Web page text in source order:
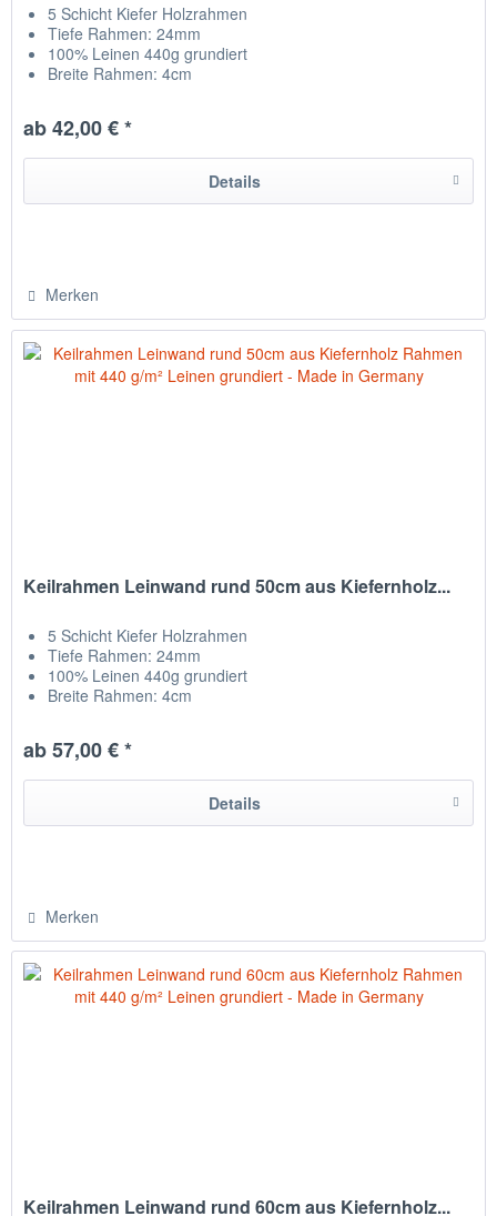
5 Schicht Kiefer Holzrahmen
Tiefe Rahmen: 24mm
100% Leinen 440g grundiert
Breite Rahmen: 4cm
ab 42,00 € *
Details
Merken
Keilrahmen Leinwand rund 50cm aus Kiefernholz...
5 Schicht Kiefer Holzrahmen
Tiefe Rahmen: 24mm
100% Leinen 440g grundiert
Breite Rahmen: 4cm
ab 57,00 € *
Details
Merken
Keilrahmen Leinwand rund 60cm aus Kiefernholz...